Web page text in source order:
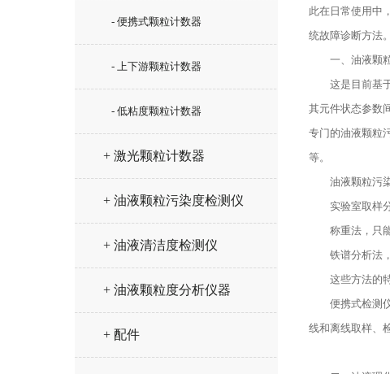
- 便携式颗粒计数器
- 上下游颗粒计数器
- 低粘度颗粒计数器
+ 激光颗粒计数器
+ 油液颗粒污染度检测仪
+ 油液清洁度检测仪
+ 油液颗粒度分析仪器
+ 配件
此在日常使用中
统故障诊断方法。
一、油液颗粒
这是目前基于
其元件状态参数
专门的油液颗粒
等。
油液颗粒污染
实验室取样分
称重法，只能
铁谱分析法，
这些方法的特
便携式检测仪
线和离线取样、